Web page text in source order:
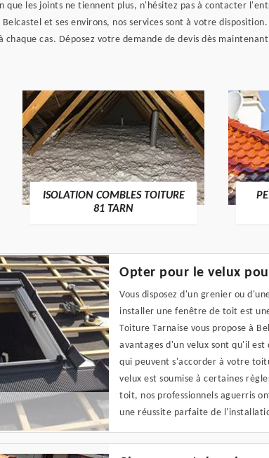
que les joints ne tiennent plus, n'hésitez pas à contacter
et ses environs, nos services sont à votre disposition.
cas. Déposez votre demande de devis dès
ISOLATION COMBLES TOITURE
81 TARN
Opter pour le velux
Vous disposez d'un grenier ou
installer une fenêtre de toit est
Toiture Tarnaise vous propose à
avantages d'un velux sont qu'il
qui peuvent s'accorder à votre
velux est soumise à certaines
toit, nos professionnels aguerris
une réussite parfaite de